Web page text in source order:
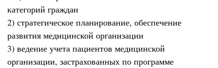
категорий граждан
2) стратегическое планирование, обеспечение
развития медицинской организации
3) ведение учета пациентов медицинской
организации, застрахованных по программе